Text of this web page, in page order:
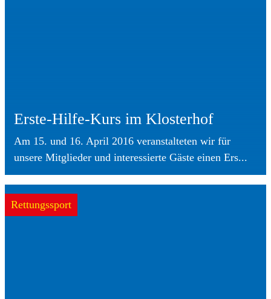
Erste-Hilfe-Kurs im Klosterhof
Am 15. und 16. April 2016 veranstalteten wir für
unsere Mitglieder und interessierte Gäste einen Ers...
Rettungssport